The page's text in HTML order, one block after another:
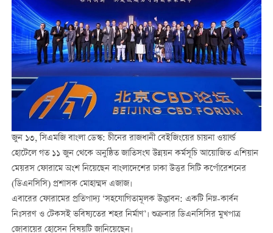
জুন ১৩, সিএমজি বাংলা ডেস্ক: চীনের রাজধানী বেইজিংয়ের চায়না ওয়ার্ল্ড
হোটেলে গত ১১ জুন থেকে অনুষ্ঠিত জাতিসংঘ উন্নয়ন কর্মসূচি আয়োজিত এশিয়ান
মেয়রস ফোরামে অংশ নিয়েছেন বাংলাদেশের ঢাকা উত্তর সিটি কর্পোরেশনের
(ডিএনসিসি) প্রশাসক মোহাম্মদ এজাজ।
এবারের ফোরামের প্রতিপাদ্য ‘সহযোগিতামূলক উদ্ভাবন: একটি নিম্ন-কার্বন
নিঃসরণ ও টেকসই ভবিষ্যতের শহর নির্মাণ’। শুক্রবার ডিএনসিসির মুখপাত্র
জোবায়ের হোসেন বিষয়টি জানিয়েছেন।